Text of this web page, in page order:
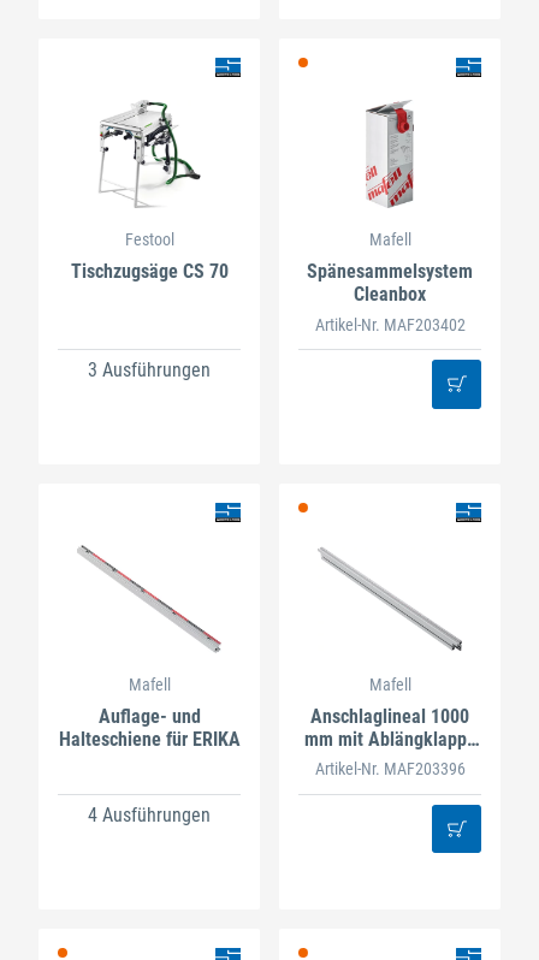
Festool
Tischzugsäge CS 70
3 Ausführungen
Mafell
Spänesammelsystem
Cleanbox
Artikel-Nr. MAF203402
Mafell
Auflage- und
Halteschiene für ERIKA
4 Ausführungen
Mafell
Anschlaglineal 1000
mm mit Ablängklappe
für MFA
Artikel-Nr. MAF203396